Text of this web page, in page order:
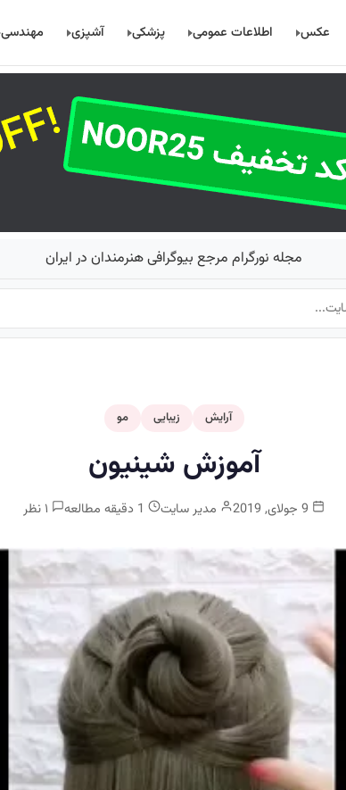
عکس اطلاعات عمومی پزشکی آشپزی مهندسی
مجله نورگرام مرجع بیوگرافی هنرمندان در ایران
آرایش زیبایی مو
آموزش شینیون
مدیر سایت